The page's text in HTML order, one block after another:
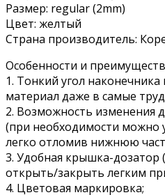
Размер: regular (2mm)
Цвет: желтый
Страна производитель:
Особенности и
1. Тонкий угол
материал даже в самые
2. Возможность изменения
(при необходимости можно
легко отломив нижнюю
3. Удобная крышка-дозатор
открыть/закрыть легким
4. Цветовая маркировка;